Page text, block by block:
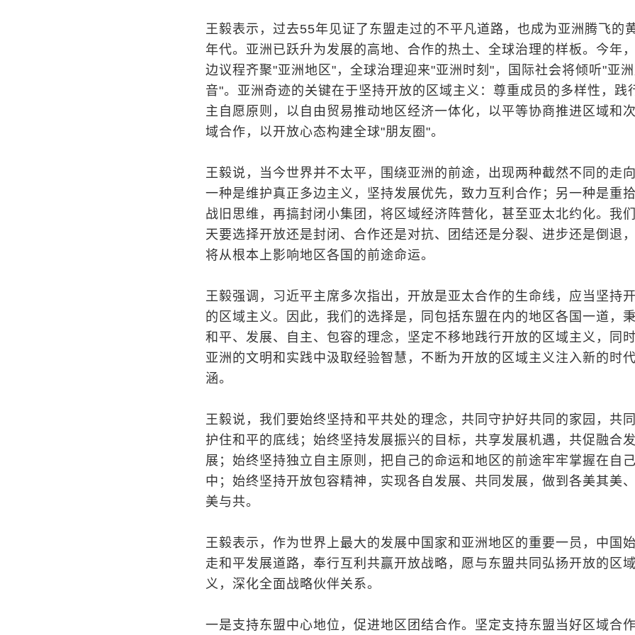
王毅表示，过去55年见证了东盟走过的不平凡道路，也成为亚洲腾飞的
年代。亚洲已跃升为发展的高地、合作的热土、全球治理的样板。今年
边议程齐聚"亚洲地区"，全球治理迎来"亚洲时刻"，国际社会将倾听"亚
音"。亚洲奇迹的关键在于坚持开放的区域主义：尊重成员的多样性，践
主自愿原则，以自由贸易推动地区经济一体化，以平等协商推进区域和
域合作，以开放心态构建全球"朋友圈"。
王毅说，当今世界并不太平，围绕亚洲的前途，出现两种截然不同的走
一种是维护真正多边主义，坚持发展优先，致力互利合作；另一种是重
战旧思维，再搞封闭小集团，将区域经济阵营化，甚至亚太北约化。我
天要选择开放还是封闭、合作还是对抗、团结还是分裂、进步还是倒退
将从根本上影响地区各国的前途命运。
王毅强调，习近平主席多次指出，开放是亚太合作的生命线，应当坚持
的区域主义。因此，我们的选择是，同包括东盟在内的地区各国一道，
和平、发展、自主、包容的理念，坚定不移地践行开放的区域主义，同
亚洲的文明和实践中汲取经验智慧，不断为开放的区域主义注入新的时
涵。
王毅说，我们要始终坚持和平共处的理念，共同守护好共同的家园，共
护住和平的底线；始终坚持发展振兴的目标，共享发展机遇，共促融合
展；始终坚持独立自主原则，把自己的命运和地区的前途牢牢掌握在自
中；始终坚持开放包容精神，实现各自发展、共同发展，做到各美其美
美与共。
王毅表示，作为世界上最大的发展中国家和亚洲地区的重要一员，中国
走和平发展道路，奉行互利共赢开放战略，愿与东盟共同弘扬开放的区
义，深化全面战略伙伴关系。
一是支持东盟中心地位，促进地区团结合作。坚定支持东盟当好区域合